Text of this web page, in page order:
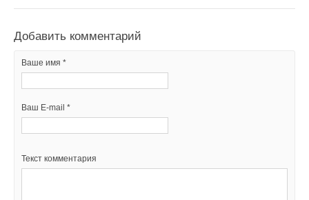
Добавить комментарий
Ваше имя *
Ваш E-mail *
Текст комментария